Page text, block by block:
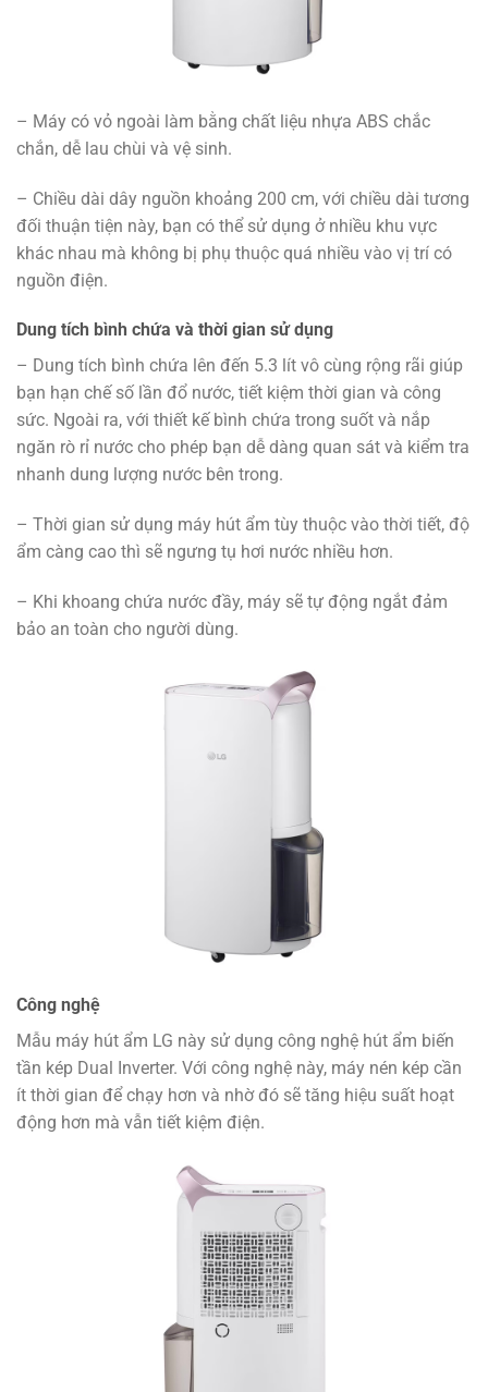
– Máy có vỏ ngoài làm bằng chất liệu nhựa ABS chắc
chắn, dễ lau chùi và vệ sinh.
– Chiều dài dây nguồn khoảng 200 cm, với chiều dài tương
đối thuận tiện này, bạn có thể sử dụng ở nhiều khu vực
khác nhau mà không bị phụ thuộc quá nhiều vào vị trí có
nguồn điện.
Dung tích bình chứa và thời gian sử dụng
– Dung tích bình chứa lên đến 5.3 lít vô cùng rộng rãi giúp
bạn hạn chế số lần đổ nước, tiết kiệm thời gian và công
sức. Ngoài ra, với thiết kế bình chứa trong suốt và nắp
ngăn rò rỉ nước cho phép bạn dễ dàng quan sát và kiểm tra
nhanh dung lượng nước bên trong.
– Thời gian sử dụng máy hút ẩm tùy thuộc vào thời tiết, độ
ẩm càng cao thì sẽ ngưng tụ hơi nước nhiều hơn.
– Khi khoang chứa nước đầy, máy sẽ tự động ngắt đảm
bảo an toàn cho người dùng.
Công nghệ
Mẫu máy hút ẩm LG này sử dụng công nghệ hút ẩm biến
tần kép Dual Inverter. Với công nghệ này, máy nén kép cần
ít thời gian để chạy hơn và nhờ đó sẽ tăng hiệu suất hoạt
động hơn mà vẫn tiết kiệm điện.